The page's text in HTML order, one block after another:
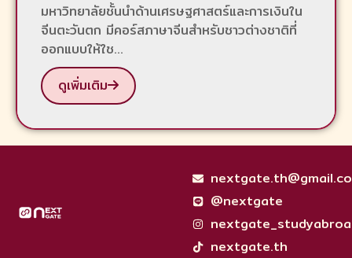
มหาวิทยาลัยชั้นนำด้านเศรษฐศาสตร์และการเงินใน
จีนตะวันตก มีคอร์สภาษาจีนสำหรับชาวต่างชาติที่
ออกแบบให้ใช...
ดูเพิ่มเติม
@nextgate
nextgate.th